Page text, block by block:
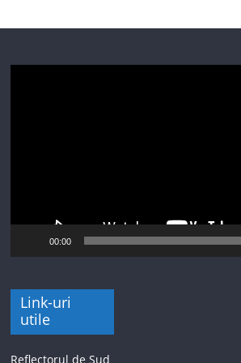
00:00
Link-uri
utile
Reflectorul de Sud